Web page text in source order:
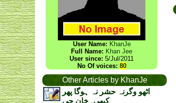
User Name: KhanJe
Full Name: Khan Jee
User since: 5/Jul/2011
No Of voices: 80
Other Articles by KhanJe
اٹھو وگرنہ حشر نہ ہوگا پھر
کبھی۔خان جی